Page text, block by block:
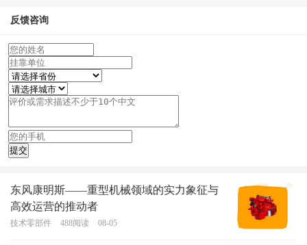
反馈咨询
东风康明斯——重型机械领域的实力象征与
高效运营的推动者
技术零部件 488阅读 08-05